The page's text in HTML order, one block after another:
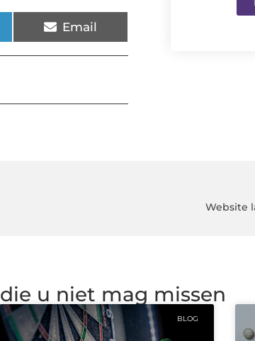
Email
Website
die u niet mag missen
BLOG